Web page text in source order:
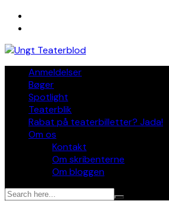
Skip
Anmeldelser
Bøger
Spotlight
Teaterblik
Rabat på teaterbilletter? Jada!
Om os
Kontakt
Om skribenterne
Om bloggen